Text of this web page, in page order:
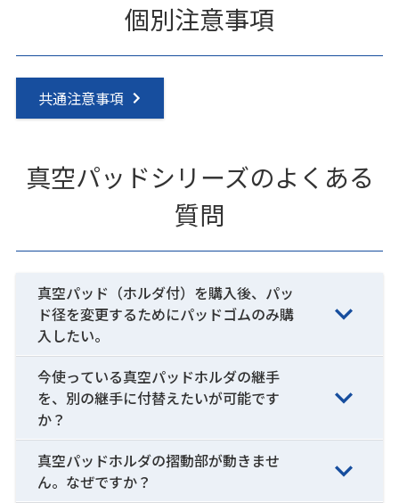
個別注意事項
共通注意事項
真空パッドシリーズのよくある
質問
真空パッド（ホルダ付）を購入後、パッ
ド径を変更するためにパッドゴムのみ購
入したい。
今使っている真空パッドホルダの継手
を、別の継手に付替えたいが可能です
か？
真空パッドホルダの摺動部が動きませ
ん。なぜですか？